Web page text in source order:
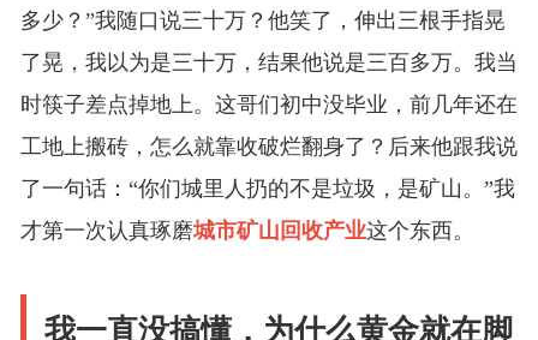
服务项目
新闻动态
免责说明
多少？”我随口说三十万？他笑了，伸出三根手指晃
了晃，我以为是三十万，结果他说是三百多万。我当
时筷子差点掉地上。这哥们初中没毕业，前几年还在
工地上搬砖，怎么就靠收破烂翻身了？后来他跟我说
了一句话：“你们城里人扔的不是垃圾，是矿山。”我
才第一次认真琢磨城市矿山回收产业这个东西。
我一直没搞懂，为什么黄金就在脚